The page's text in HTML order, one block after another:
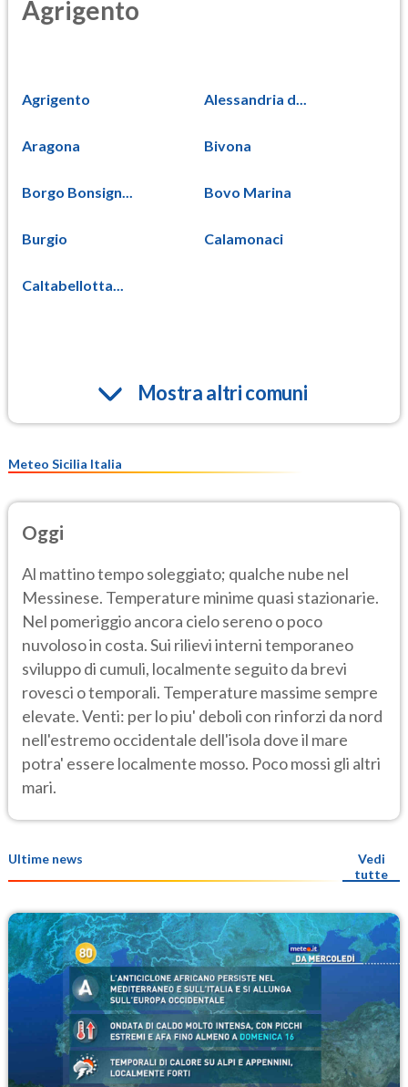
Agrigento
Agrigento Alessandria d...
Aragona Bivona
Borgo Bonsign... Bovo Marina
Burgio Calamonaci
Caltabellotta...
Mostra altri comuni
Meteo Sicilia Italia
Oggi
Al mattino tempo soleggiato; qualche nube nel
Messinese. Temperature minime quasi stazionarie.
Nel pomeriggio ancora cielo sereno o poco
nuvoloso in costa. Sui rilievi interni temporaneo
sviluppo di cumuli, localmente seguito da brevi
rovesci o temporali. Temperature massime sempre
elevate. Venti: per lo piu' deboli con rinforzi da nord
nell'estremo occidentale dell'isola dove il mare
potra' essere localmente mosso. Poco mossi gli altri
mari.
Ultime news
Vedi
tutte